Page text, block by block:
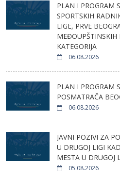
PLAN I PROGRAM
SPORTSKIH
LIGE, PRVE
KATEGORIJA
06.08.2026
PLAN I PROGRAM
POSMATRAČA
06.08.2026
JAVNI POZIVI ZA
U DRUGOJ LIGI
MESTA U DRUGOJ
05.08.2026